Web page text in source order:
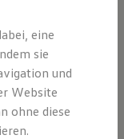
€
eine
sie
und
Website
ohne diese